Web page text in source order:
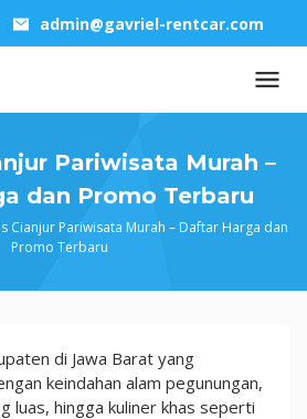
admin@gavriel-rentcar.com
Pariwisata Murah –
dan Promo Terbaru
Cianjur Pariwisata Murah – Daftar Harga dan
Promo Terbaru
di Jawa Barat yang
keindahan alam pegunungan,
luas, hingga kuliner khas seperti